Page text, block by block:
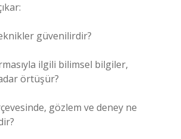
güvenilirdir?
ilgili bilimsel bilgiler,
örtüşür?
gözlem ve deney ne